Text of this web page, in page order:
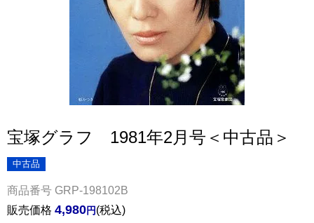
宝塚グラフ 1981年2月号＜中古品＞
中古品
商品番号 GRP-198102B
販売価格 4,980 税込